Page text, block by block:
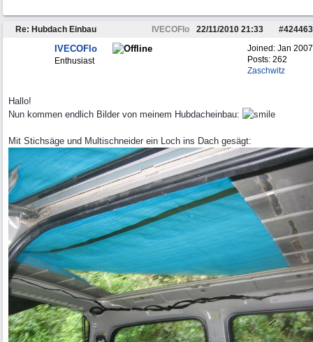
Re: Hubdach Einbau IVECOFlo #424463
22/11/2010 21:33
Joined: Jan 2007
Posts: 262
Zaschwitz
IVECOFlo
Enthusiast
Hallo!
Nun kommen endlich Bilder von meinem Hubdacheinbau:
Mit Stichsäge und Multischneider ein Loch ins Dach gesägt: